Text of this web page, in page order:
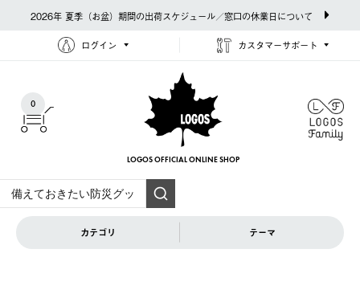
2026年 夏季（お盆）期間の出荷スケジュール／窓口の休業日について
ログイン カスタマーサポート
0
LOGOS OFFICIAL ONLINE SHOP
カテゴリ テーマ